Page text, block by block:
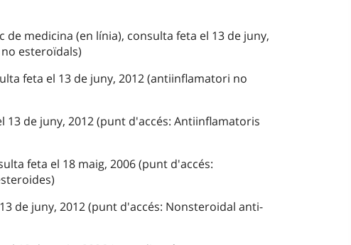
de medicina (en línia), consulta feta el 13 de juny,
esteroïdals)
feta el 13 de juny, 2012 (antiinflamatori no
13 de juny, 2012 (punt d'accés: Antiinflamatoris
feta el 18 maig, 2006 (punt d'accés:
de juny, 2012 (punt d'accés: Nonsteroidal anti-